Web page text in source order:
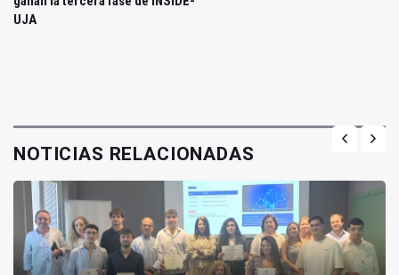
UJA
NOTICIAS RELACIONADAS